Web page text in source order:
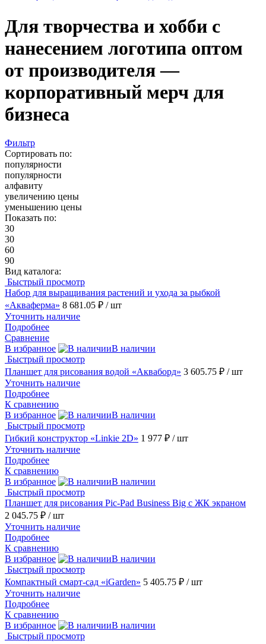
Для творчества и хобби с
нанесением логотипа оптом
от производителя —
корпоративный мерч для
бизнеса
Фильтр
Сортировать по:
популярности
популярности
алфавиту
увеличению цены
уменьшению цены
Показать по:
30
30
60
90
Вид каталога:
Быстрый просмотр
Набор для выращивания растений и ухода за рыбкой
«Акваферма» 8 681.05 ₽ / шт
Уточнить наличие
Подробнее
Сравнение
В избранное
В наличии
Быстрый просмотр
Планшет для рисования водой «Акваборд» 3 605.75 ₽ / шт
Уточнить наличие
Подробнее
К сравнению
В избранное
В наличии
Быстрый просмотр
Гибкий конструктор «Linkie 2D» 1 977 ₽ / шт
Уточнить наличие
Подробнее
К сравнению
В избранное
В наличии
Быстрый просмотр
Планшет для рисования Pic-Pad Business Big с ЖК экраном
2 045.75 ₽ / шт
Уточнить наличие
Подробнее
К сравнению
В избранное
В наличии
Быстрый просмотр
Компактный смарт-сад «iGarden» 5 405.75 ₽ / шт
Уточнить наличие
Подробнее
К сравнению
В избранное
В наличии
Быстрый просмотр